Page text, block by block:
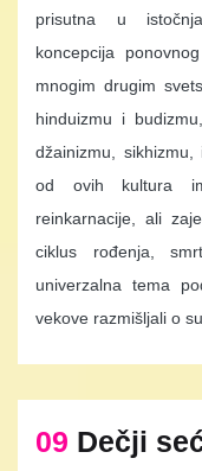
prisutna u
koncepcija
mnogim drugim
hinduizmu i
džainizmu,
od ovih kultura
reinkarnacije, ali
ciklus rođenja,
univerzalna tema
vekove razmišljali o
09 Dečji